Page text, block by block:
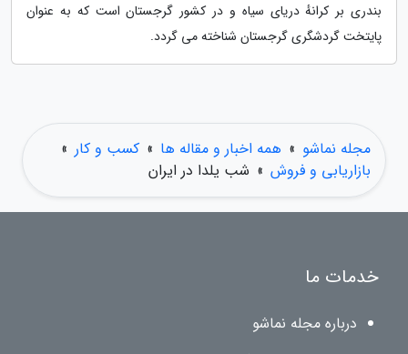
بندری بر کرانهٔ دریای سیاه و در کشور گرجستان است که به عنوان
پایتخت گردشگری گرجستان شناخته می گردد.
مجله نماشو » همه اخبار و مقاله ها » کسب و کار »
بازاریابی و فروش » شب یلدا در ایران
خدمات ما
درباره مجله نماشو